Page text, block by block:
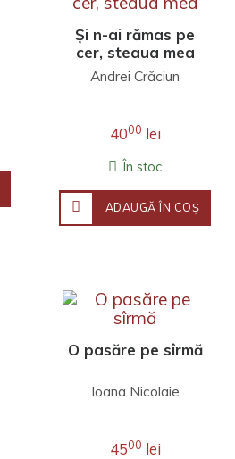
Și n-ai rămas pe
cer, steaua mea
Andrei Crăciun
4000 lei
În stoc
ADAUGĂ ÎN COŞ
O pasăre pe sîrmă
Ioana Nicolaie
4500 lei